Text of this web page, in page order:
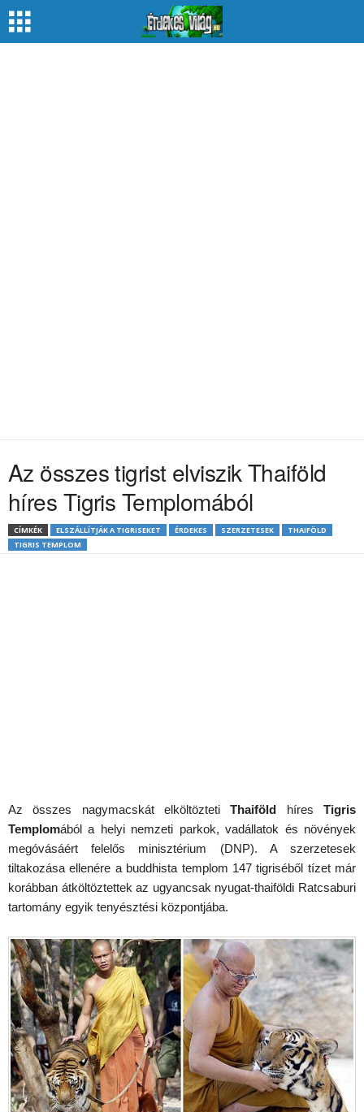
Az összes tigrist elviszik Thaiföld
híres Tigris Templomából
CÍMKÉK ELSZÁLLÍTJÁK A TIGRISEKET ÉRDEKES SZERZETESEK
THAIFÖLD
TIGRIS TEMPLOM
Az összes nagymacskát elköltözteti Thaiföld híresTigris
Templomából a helyi nemzeti parkok, vadállatok és növények
megóvásáért felelős minisztérium (DNP). A szerzetesek
tiltakozása ellenére a buddhista templom 147 tigriséből tízet már
korábban átköltöztettek az ugyancsak nyugat-thaiföldi Ratcsaburi
tartomány egyik tenyésztési központjába.